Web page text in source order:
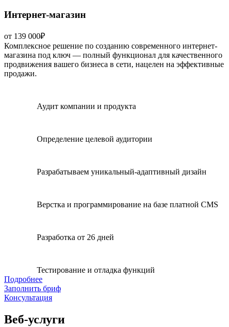
Интернет-магазин
от 139 000₽
Комплексное решение по созданию современного интернет-
магазина под ключ — полный функционал для качественного
продвижения вашего бизнеса в сети, нацелен на эффективные
продажи.
Аудит компании и продукта
Определение целевой аудитории
Разрабатываем уникальный-адаптивный дизайн
Верстка и программирование на базе платной CMS
Разработка от 26 дней
Тестирование и отладка функций
Подробнее
Заполнить бриф
Консультация
Веб-услуги